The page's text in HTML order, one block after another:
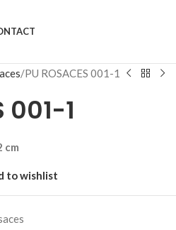
PU ROSACES 001-1
001-1
cm
to wishlist